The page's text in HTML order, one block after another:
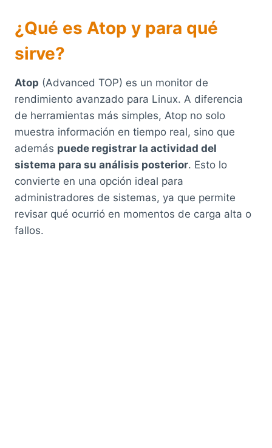
¿Qué es Atop y para qué
sirve?
Atop (Advanced TOP) es un monitor de
rendimiento avanzado para Linux. A diferencia
de herramientas más simples, Atop no solo
muestra información en tiempo real, sino que
además puede registrar la actividad del
sistema para su análisis posterior. Esto lo
convierte en una opción ideal para
administradores de sistemas, ya que permite
revisar qué ocurrió en momentos de carga alta o
fallos.